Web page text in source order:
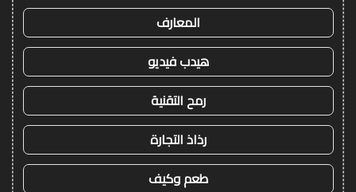
المعارف
هيدب فيديو
رمح التقنية
رذاذ التجارة
طعم وكيف